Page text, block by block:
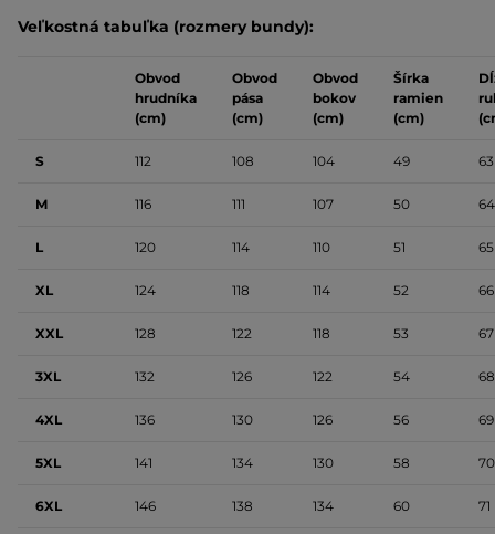
Veľkostná tabuľka (rozmery bundy):
Obvod
hrudníka
(cm)
Obvod
pása
(cm)
Obvod
bokov
(cm)
Šírka
ramien
(cm)
S 112 108 104 49 63
M 116 111 107 50 64
L 120 114 110 51 65
XL 124 118 114 52 66
XXL 128 122 118 53 67
3XL 132 126 122 54 68
4XL 136 130 126 56 69
5XL 141 134 130 58 70
6XL 146 138 134 60 71